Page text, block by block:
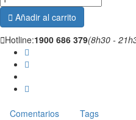
 Añadir al carrito
Hotline:1900 686 379(8h30 -
Comentarios Tags